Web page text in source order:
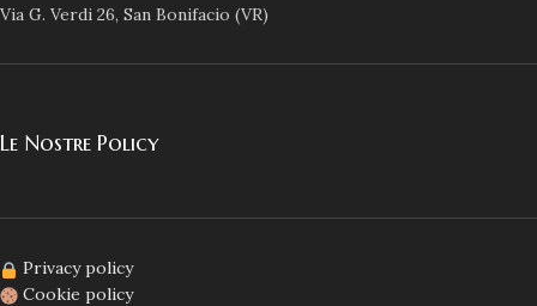
Via G. Verdi 26, San Bonifacio (VR)
Le Nostre Policy
Privacy policy
Cookie policy